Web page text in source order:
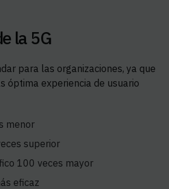
la 5G
para las organizaciones, ya que
óptima experiencia de usuario
menor
superior
100 veces mayor
eficaz